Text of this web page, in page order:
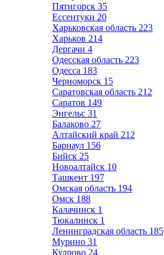
Пятигорск 35
Ессентуки 20
Харьковская область 223
Харьков 214
Дергачи 4
Одесская область 223
Одесса 183
Черноморск 15
Саратовская область 212
Саратов 149
Энгельс 31
Балаково 27
Алтайский край 212
Барнаул 156
Бийск 25
Новоалтайск 10
Ташкент 197
Омская область 194
Омск 188
Калачинск 1
Тюкалинск 1
Ленинградская область 185
Мурино 31
Кудрово 24